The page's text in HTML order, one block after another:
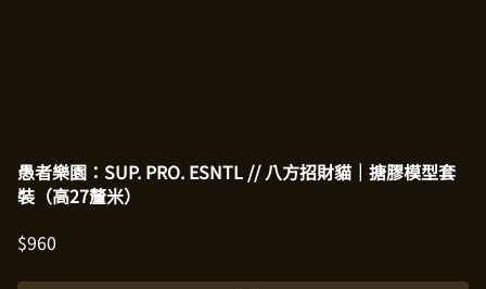
愚者樂園：SUP. PRO. ESNTL // 八方招財貓｜搪膠模型套
裝（高27釐米）
$960